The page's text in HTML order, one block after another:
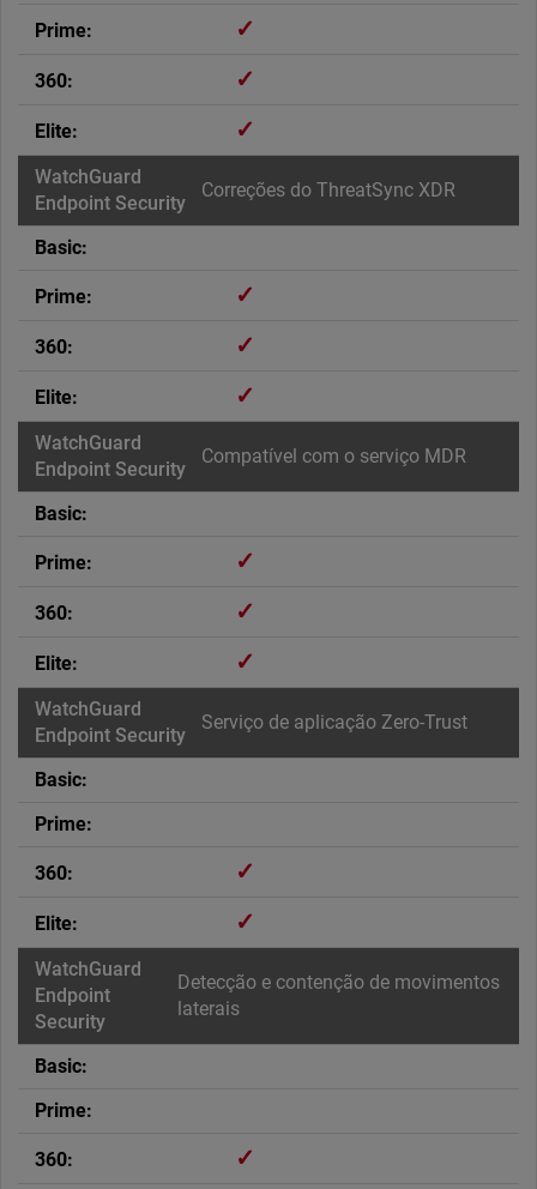
✓
✓
✓
Correções do ThreatSync XDR
✓
✓
✓
Compatível com o serviço MDR
✓
✓
✓
Serviço de aplicação Zero-Trust
✓
✓
Detecção e contenção de movimentos
laterais
✓